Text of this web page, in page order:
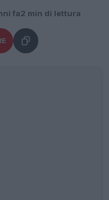
fa2 min di lettura